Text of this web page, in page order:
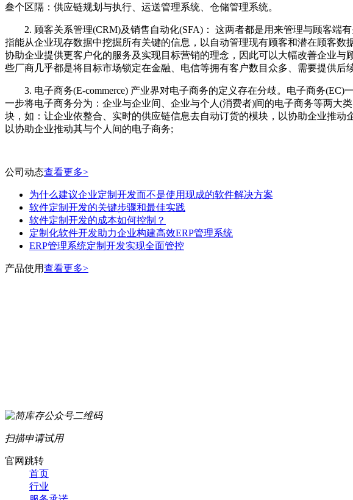
叁个区隔：供应链规划与执行、运送管理系统、仓储管理系统。
2. 顾客关系管理(CRM)及销售自动化(SFA)： 这两者都是用来管理与顾客端
指能从企业现存数据中挖掘所有关键的信息，以自动管理现有顾客和潜在顾客
协助企业提供更客户化的服务及实现目标营销的理念，因此可以大幅改善企业
些厂商几乎都是将目标市场锁定在金融、电信等拥有客户数目众多、需要提供后
3. 电子商务(E-commerce) 产业界对电子商务的定义存在分歧。电子商务(EC)
一步将电子商务分为：企业与企业间、企业与个人(消费者)间的电子商务等两大
块，如：让企业依整合、实时的供应链信息去自动订货的模块，以协助企业推
以协助企业推动其与个人间的电子商务;
公司动态查看更多>
为什么建议企业定制开发而不是使用现成的软件解决方案
软件定制开发的关键步骤和最佳实践
软件定制开发的成本如何控制？
定制化软件开发助力企业构建高效ERP管理系统
ERP管理系统定制开发实现全面管控
产品使用查看更多>
扫描申请试用
官网跳转
首页
行业